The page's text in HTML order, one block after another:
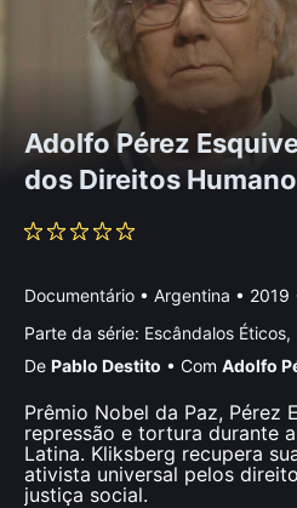
Adolfo Pérez
dos Direitos
Documentário • Argentina • 2019
Parte da série: Escândalos
De Pablo Destito • Com Adolfo
Prêmio Nobel da Paz, Pérez
repressão e tortura durante
Latina. Kliksberg recupera
ativista universal pelos
justiça social.